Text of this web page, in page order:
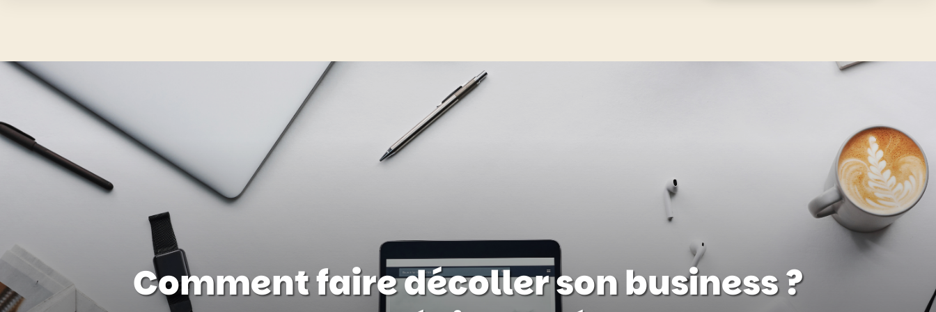
Comment faire décoller son business ?